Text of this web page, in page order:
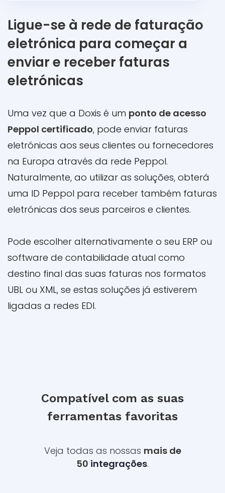
Ligue-se à rede de faturação
eletrónica para começar a
enviar e receber faturas
eletrónicas
Uma vez que a Doxis é um ponto de acesso
Peppol certificado, pode enviar faturas
eletrónicas aos seus clientes ou fornecedores
na Europa através da rede Peppol.
Naturalmente, ao utilizar as soluções, obterá
uma ID Peppol para receber também faturas
eletrónicas dos seus parceiros e clientes.
Pode escolher alternativamente o seu ERP ou
software de contabilidade atual como
destino final das suas faturas nos formatos
UBL ou XML, se estas soluções já estiverem
ligadas a redes EDI.
Compatível com as suas
ferramentas favoritas
Veja todas as nossas mais de
50 integrações.